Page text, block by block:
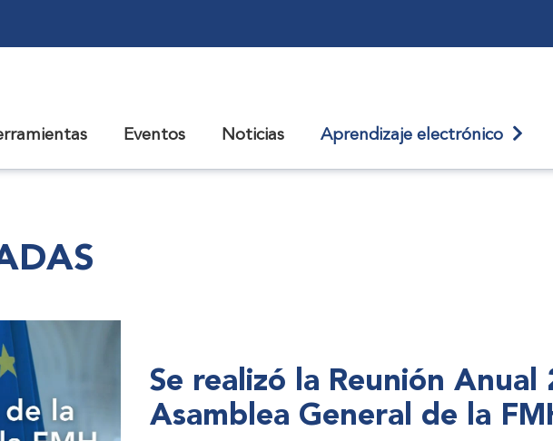
Eventos Noticias Aprendizaje electrónico
Se realizó la Reunión
Asamblea General de la